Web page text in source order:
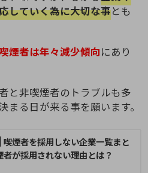
していく為に大切な事とも
喫煙者は年々減少傾向にあり
と非喫煙者のトラブルも多
まる日が来る事を願います。
喫煙者を採用しない企業一覧まと
者が採用されない理由とは？